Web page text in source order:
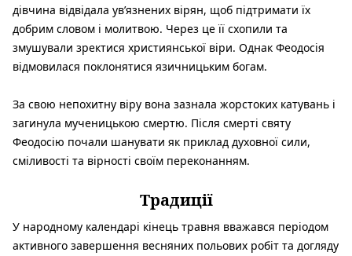
дівчина відвідала ув’язнених вірян, щоб підтримати їх
добрим словом і молитвою. Через це її схопили та
змушували зректися християнської віри. Однак Феодосія
відмовилася поклонятися язичницьким богам.
За свою непохитну віру вона зазнала жорстоких катувань і
загинула мученицькою смертю. Після смерті святу
Феодосію почали шанувати як приклад духовної сили,
сміливості та вірності своїм переконанням.
Традиції
У народному календарі кінець травня вважався періодом
активного завершення весняних польових робіт та догляду